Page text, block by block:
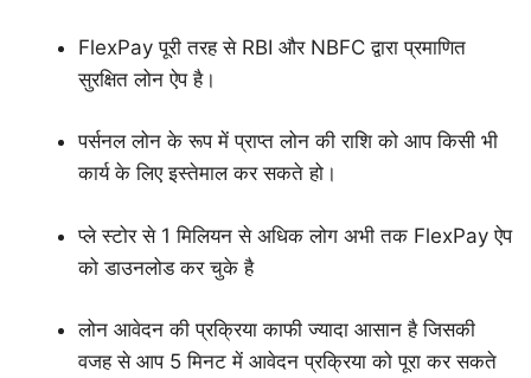
FlexPay पूरी तरह से RBI और NBFC द्वारा प्रमाणित
सुरक्षित लोन ऐप है।
पर्सनल लोन के रूप में प्राप्त लोन की राशि को आप किसी भी
कार्य के लिए इस्तेमाल कर सकते हो।
प्ले स्टोर से 1 मिलियन से अधिक लोग अभी तक FlexPay ऐप
को डाउनलोड कर चुके है
लोन आवेदन की प्रक्रिया काफी ज्यादा आसान है जिसकी
वजह से आप 5 मिनट में आवेदन प्रक्रिया को पूरा कर सकते